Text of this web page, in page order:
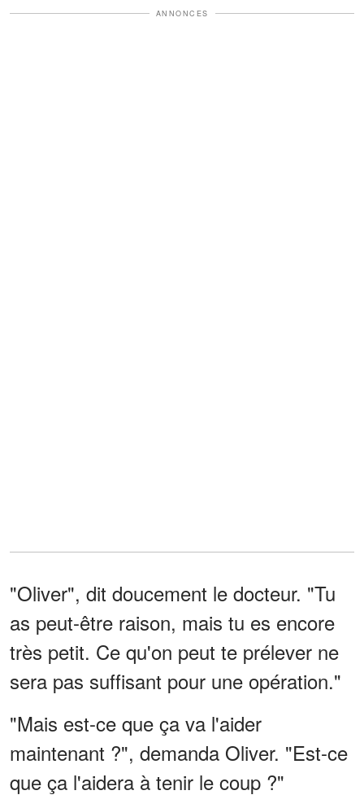
ANNONCES
"Oliver", dit doucement le docteur. "Tu
as peut-être raison, mais tu es encore
très petit. Ce qu'on peut te prélever ne
sera pas suffisant pour une opération."
"Mais est-ce que ça va l'aider
maintenant ?", demanda Oliver. "Est-ce
que ça l'aidera à tenir le coup ?"